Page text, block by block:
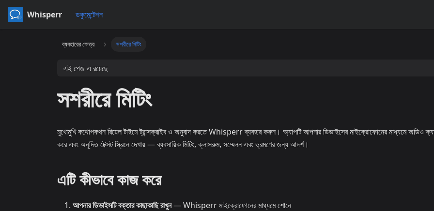
Whisperr ডকুমেন্টেশন
ব্যবহারের ক্ষেত্র সশরীরে মিটিং
এই পেজ এ রয়েছে
সশরীরে মিটিং
মুখোমুখি কথোপকথন রিয়েল টাইমে ট্রান্সক্রাইব ও অনুবাদ করতে Whisperr ব্যবহার করুন। অ্যাপটি আপনার ডিভাইসের মাইক্রোফোনের মাধ্যমে অডিও
করে এবং অনূদিত টেক্সট স্ক্রিনে দেখায় — ব্যবসায়িক মিটিং, ক্লাসরুম, সম্মেলন এবং ভ্রমণের জন্য আদর্শ।
এটি কীভাবে কাজ করে
আপনার ডিভাইসটি বক্তার কাছাকাছি রাখুন— Whisperr মাইক্রোফোনের মাধ্যমে শোনে